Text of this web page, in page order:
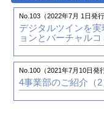
No.103（2022年7月 1日発行
デジタルツインを
ョンとバーチャル
No.100（2021年7月10日発
4事業部のご紹介（